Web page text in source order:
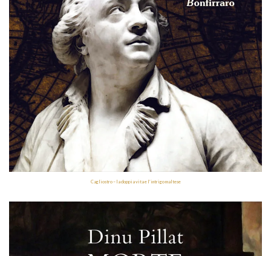
Cagliostro – la doppia vita e l’intrigo maltese